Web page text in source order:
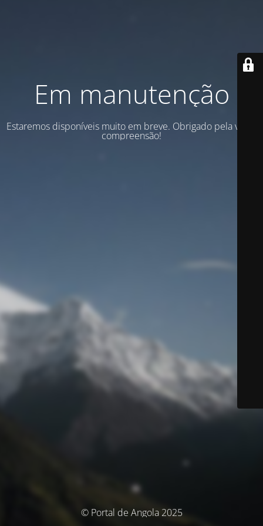
Em manutenção
Estaremos disponíveis muito em breve. Obrigado pela vossa
compreensão!
© Portal de Angola 2025